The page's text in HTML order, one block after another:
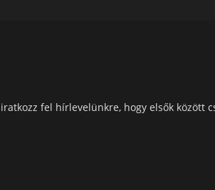
fel hírlevelünkre, hogy elsők között